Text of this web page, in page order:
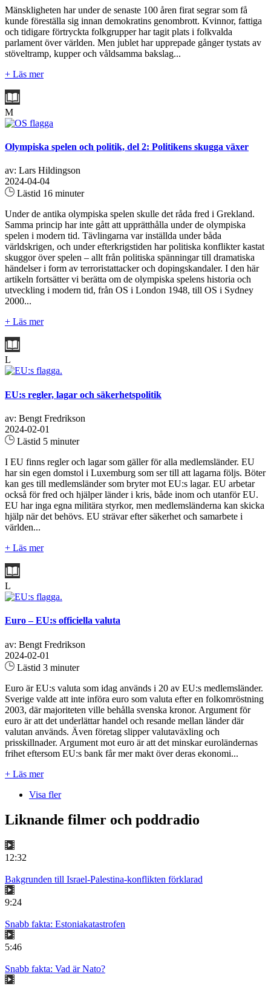
Mänskligheten har under de senaste 100 åren firat segrar som få
kunde föreställa sig innan demokratins genombrott. Kvinnor, fattiga
och tidigare förtryckta folkgrupper har tagit plats i folkvalda
parlament över världen. Men jublet har upprepade gånger tystats av
stöveltramp, kupper och våldsamma bakslag...
+ Läs mer
M
Olympiska spelen och politik, del 2: Politikens skugga växer
av: Lars Hildingson
2024-04-04
Lästid 16 minuter
Under de antika olympiska spelen skulle det råda fred i Grekland.
Samma princip har inte gått att upprätthålla under de olympiska
spelen i modern tid. Tävlingarna var inställda under båda
världskrigen, och under efterkrigstiden har politiska konflikter kastat
skuggor över spelen – allt från politiska spänningar till dramatiska
händelser i form av terroristattacker och dopingskandaler. I den här
artikeln fortsätter vi berätta om de olympiska spelens historia och
utveckling i modern tid, från OS i London 1948, till OS i Sydney
2000...
+ Läs mer
L
EU:s regler, lagar och säkerhetspolitik
av: Bengt Fredrikson
2024-02-01
Lästid 5 minuter
I EU finns regler och lagar som gäller för alla medlemsländer. EU
har sin egen domstol i Luxemburg som ser till att lagarna följs. Böter
kan ges till medlemsländer som bryter mot EU:s lagar. EU arbetar
också för fred och hjälper länder i kris, både inom och utanför EU.
EU har inga egna militära styrkor, men medlemsländerna kan skicka
hjälp när det behövs. EU strävar efter säkerhet och samarbete i
världen...
+ Läs mer
L
Euro – EU:s officiella valuta
av: Bengt Fredrikson
2024-02-01
Lästid 3 minuter
Euro är EU:s valuta som idag används i 20 av EU:s medlemsländer.
Sverige valde att inte införa euro som valuta efter en folkomröstning
2003, där majoriteten ville behålla svenska kronor. Argument för
euro är att det underlättar handel och resande mellan länder där
valutan används. Även företag slipper valutaväxling och
prisskillnader. Argument mot euro är att det minskar euroländernas
frihet eftersom EU:s bank får mer makt över deras ekonomi...
+ Läs mer
Visa fler
Liknande filmer och poddradio
12:32
Bakgrunden till Israel-Palestina-konflikten förklarad
9:24
Snabb fakta: Estoniakatastrofen
5:46
Snabb fakta: Vad är Nato?